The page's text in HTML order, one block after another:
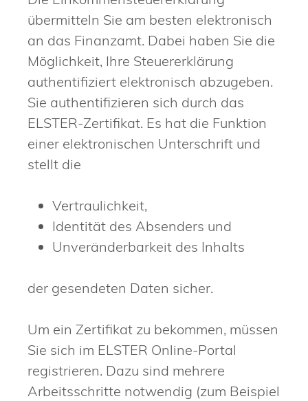
übermitteln Sie am besten elektronisch
an das Finanzamt. Dabei haben Sie die
Möglichkeit, Ihre Steuererklärung
authentifiziert elektronisch abzugeben.
Sie authentifizieren sich durch das
ELSTER-Zertifikat. Es hat die Funktion
einer elektronischen Unterschrift und
stellt die
Vertraulichkeit,
Identität des Absenders und
Unveränderbarkeit des Inhalts
der gesendeten Daten sicher.
Um ein Zertifikat zu bekommen, müssen
Sie sich im ELSTER Online-Portal
registrieren. Dazu sind mehrere
Arbeitsschritte notwendig (zum Beispiel